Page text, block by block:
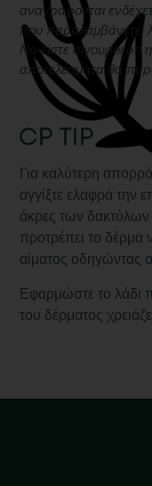
αναγράφονται
που παραλαμβάνετε,
Να είστε σίγουροι
αποτελέσματα θα
CP TIP
Για καλύτερη
αγγίξτε ελαφρά την
άκρες των
προτρέπει το δέρμα
αίματος οδηγώντας
Εφαρμώστε το λάδι
του δέρματος